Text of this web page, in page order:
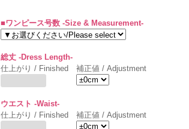
■ワンピース号数 -Size & Measurement-
総丈 -Dress Length-
仕上がり / Finished
補正値 / Adjustment
ウエスト -Waist-
仕上がり / Finished
補正値 / Adjustment